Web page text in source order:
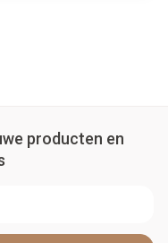
producten en